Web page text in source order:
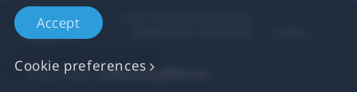
Accept
Cookie preferences
Privacy Contact:Global-Privacy@htc.com